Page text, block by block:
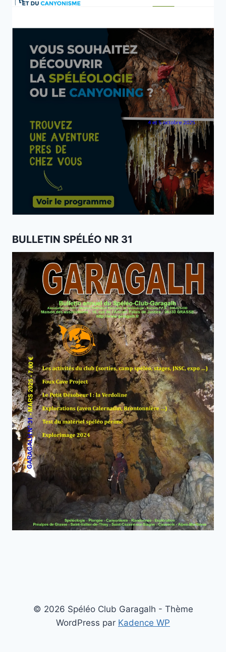
BULLETIN SPÉLÉO NR 31
© 2026 Spéléo Club Garagalh - Thème
WordPress par Kadence WP